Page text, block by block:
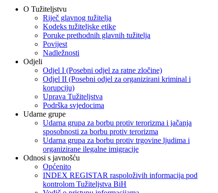
O Tužiteljstvu
Riječ glavnog tužitelja
Kodeks tužiteljske etike
Poruke prethodnih glavnih tužitelja
Povijest
Nadležnosti
Odjeli
Odjel I (Posebni odjel za ratne zločine)
Odjel II (Posebni odjel za organizirani kriminal i
korupciju)
Uprava Tužiteljstva
Podrška svjedocima
Udarne grupe
Udarna grupa za borbu protiv terorizma i jačanja
sposobnosti za borbu protiv terorizma
Udarna grupa za borbu protiv trgovine ljudima i
organizirane ilegalne imigracije
Odnosi s javnošću
Općenito
INDEX REGISTAR raspoloživih informacija pod
kontrolom Tužiteljstva BiH